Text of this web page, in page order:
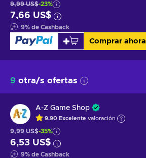
9,99 US$-23%
7,66 US$
9% de Cashback
Comprar ahora
9 otra/s ofertas
A-Z Game Shop
9.90 Excelente valoración
9,99 US$-35%
6,53 US$
9% de Cashback